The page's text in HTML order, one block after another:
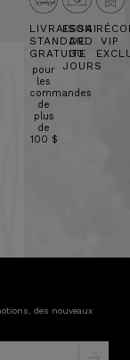
LIVRAISON
STANDARD
GRATUITE
pour
les
commandes
de
plus
de
100 $
ESSAI
DE
30
JOURS
VIP
des nouveaux